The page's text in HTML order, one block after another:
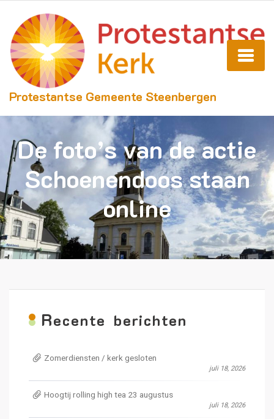
Protestantse Gemeente Steenbergen
De foto’s van de actie
Schoenendoos staan
online
Recente berichten
Zomerdiensten / kerk gesloten
juli 18, 2026
Hoogtij rolling high tea 23 augustus
juli 18, 2026